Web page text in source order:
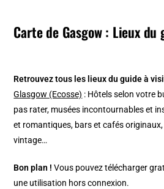
Carte de Gasgow : Lieux
Retrouvez tous les lieux du guide à
Glasgow (Ecosse) : Hôtels selon votre
pas rater, musées incontournables et
et romantiques, bars et cafés
vintage…
Bon plan ! Vous pouvez télécharger
une utilisation hors connexion.